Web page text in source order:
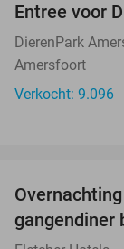
Entree voor
DierenPark
Amersfoort
Verkocht: 9.096
gangendiner